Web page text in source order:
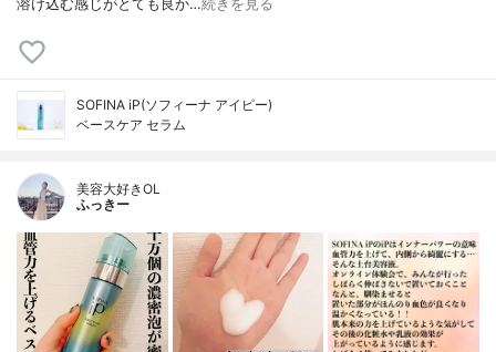
溶け込む感じがとても良か…続きを見る
SOFINA iP(ソフィーナ アイピー)
ベースケア セラム
美容大好きOL
ふっきー